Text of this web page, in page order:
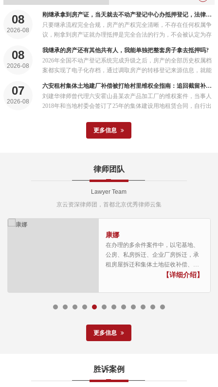
安置补助、社保费用、搬迁过渡
费、奖励金组成的"组合拳"...
08
2026-08
刚继承拿到房产证，当天就去不动产登记中心办抵押登记，法律上允许吗?
只要继承流程完全合规，房产的产权完全清晰，不存在任何权属争
议，刚拿到房产证就办理抵押是完全合法的行为，不会被认定为存
08
2026-08
我继承的房产还有其他共有人，我能单独把整套房子拿去抵押吗?
2026年全国不动产登记系统完成升级之后，房产的全部历史权属档
案都实现了电子化存档，通过调取房产的转移登记来源信息，就能
籍和亲属关系数据，很容易就能排查出所有潜在的共有人...
07
2026-08
六安租村集体土地建厂补偿被打给村里维权全指南：追回截留补偿实操路径
刘建华律师曾代理六安霍山县某农产品加工厂的维权案件，当事人
2018年和当地村委会签订了25年的集体建设用地租赁合同，自行出
生产线，一直正常经营，带动了当地几十名村民就业。...
更多信息
律师团队
Lawyer Team
京云资深律师团，首都北京优秀律师云集
康娜
在办理的多余件案件中，以宅基地、
公房、私房拆迁、企业厂房拆迁，承
租房屋拆迁和集体土地征收补偿、集
体商品房维权案件见长，康律师具有
务经验...
【详细介绍】
更多信息
胜诉案例